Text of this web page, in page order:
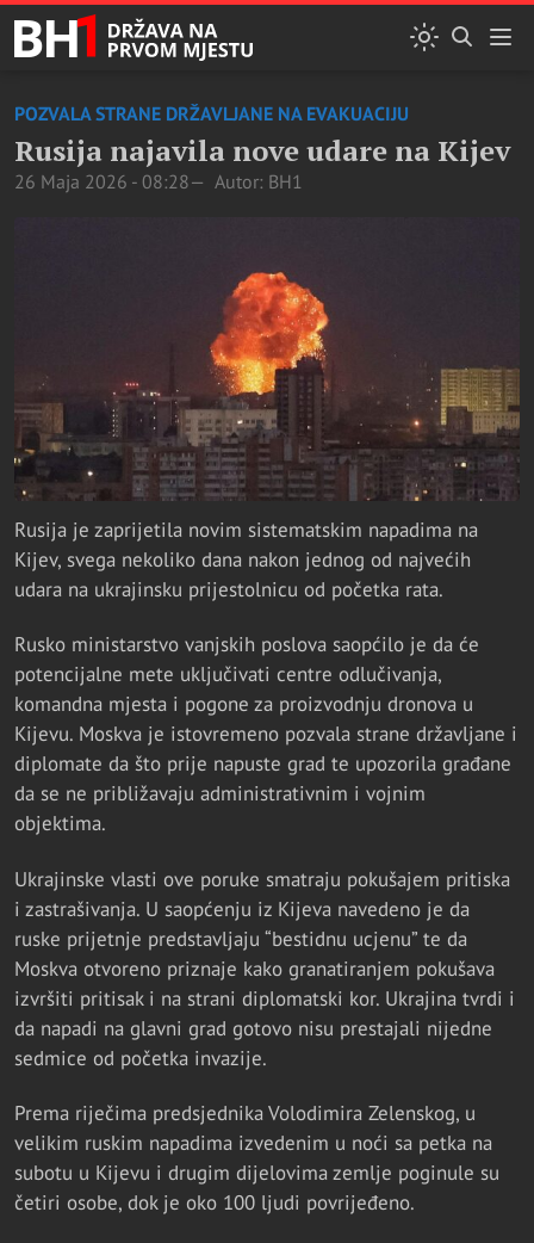
POZVALA STRANE DRŽAVLJANE NA EVAKUACIJU
Rusija najavila nove udare na Kijev
26 Maja 2026 - 08:28 Autor: BH1
Rusija je zaprijetila novim sistematskim napadima na
Kijev, svega nekoliko dana nakon jednog od najvećih
udara na ukrajinsku prijestolnicu od početka rata.
Rusko ministarstvo vanjskih poslova saopćilo je da će
potencijalne mete uključivati centre odlučivanja,
komandna mjesta i pogone za proizvodnju dronova u
Kijevu. Moskva je istovremeno pozvala strane državljane i
diplomate da što prije napuste grad te upozorila građane
da se ne približavaju administrativnim i vojnim
objektima.
Ukrajinske vlasti ove poruke smatraju pokušajem pritiska
i zastrašivanja. U saopćenju iz Kijeva navedeno je da
ruske prijetnje predstavljaju “bestidnu ucjenu” te da
Moskva otvoreno priznaje kako granatiranjem pokušava
izvršiti pritisak i na strani diplomatski kor. Ukrajina tvrdi i
da napadi na glavni grad gotovo nisu prestajali nijedne
sedmice od početka invazije.
Prema riječima predsjednika Volodimira Zelenskog, u
velikim ruskim napadima izvedenim u noći sa petka na
subotu u Kijevu i drugim dijelovima zemlje poginule su
četiri osobe, dok je oko 100 ljudi povrijeđeno.